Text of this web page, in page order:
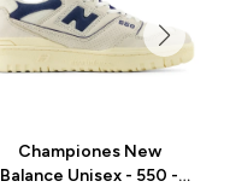
Championes New
Balance Unisex - 550 -